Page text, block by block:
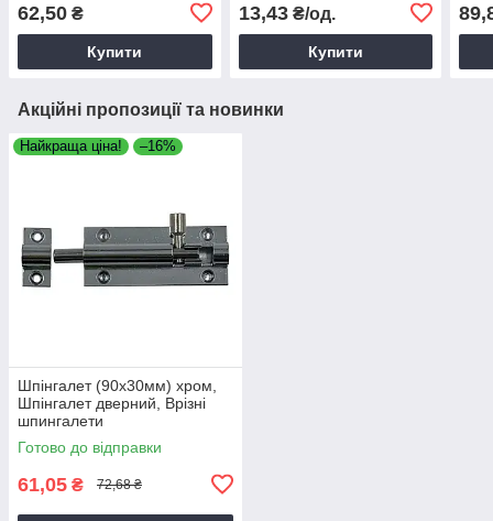
62,50 ₴
Купити
13,43₴/од.
Купити
Акційні пропозиції та новинки
Найкраща ціна! –16%
Шпінгалет (90х30мм) хром,
Шпінгалет дверний, Врізні
шпингалети
Готово до відправки
61,05 ₴ 72,68 ₴